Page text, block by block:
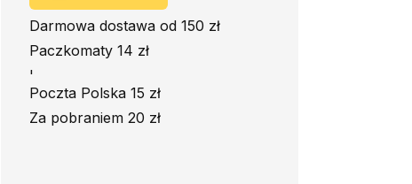
Darmowa dostawa od 150 zł
Paczkomaty 14 zł
'
Poczta Polska 15 zł
Za pobraniem 20 zł